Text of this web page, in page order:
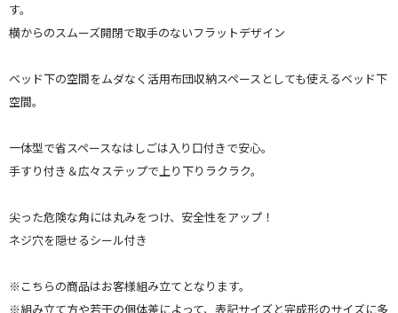
す。
横からのスムーズ開閉で取手のないフラットデザイン
ベッド下の空間をムダなく活用布団収納スペースとしても使えるベッド下
空間。
一体型で省スペースなはしごは入り口付きで安心。
手すり付き＆広々ステップで上り下りラクラク。
尖った危険な角には丸みをつけ、安全性をアップ！
ネジ穴を隠せるシール付き
※こちらの商品はお客様組み立てとなります。
※組み立て方や若干の個体差によって、表記サイズと完成形のサイズに多